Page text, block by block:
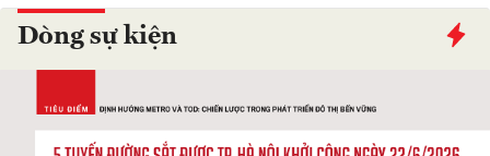
Dòng sự kiện